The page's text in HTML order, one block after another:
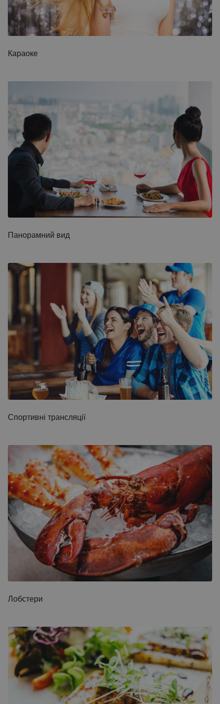
Караоке
Панорамний вид
Спортивні трансляції
Лобстери